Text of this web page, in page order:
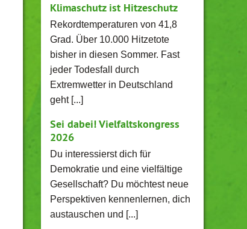
Klimaschutz ist Hitzeschutz
Rekordtemperaturen von 41,8
Grad. Über 10.000 Hitzetote
bisher in diesen Sommer. Fast
jeder Todesfall durch
Extremwetter in Deutschland
geht [...]
Sei dabei! Vielfaltskongress
2026
Du interessierst dich für
Demokratie und eine vielfältige
Gesellschaft? Du möchtest neue
Perspektiven kennenlernen, dich
austauschen und [...]